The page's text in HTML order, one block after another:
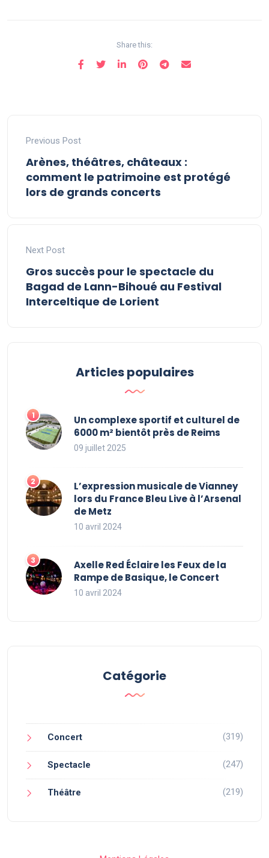
Share this:
Previous Post
Arènes, théâtres, châteaux :
comment le patrimoine est protégé
lors de grands concerts
Next Post
Gros succès pour le spectacle du
Bagad de Lann-Bihoué au Festival
Interceltique de Lorient
Articles populaires
Un complexe sportif et culturel de
6000 m² bientôt près de Reims
09 juillet 2025
L’expression musicale de Vianney
lors du France Bleu Live à l’Arsenal
de Metz
10 avril 2024
Axelle Red Éclaire les Feux de la
Rampe de Basique, le Concert
10 avril 2024
Catégorie
Concert (319)
Spectacle (247)
Théâtre (219)